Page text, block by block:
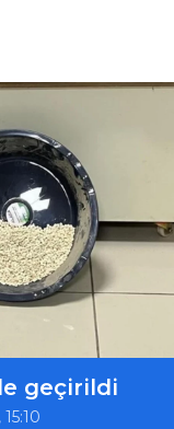
geçirildi